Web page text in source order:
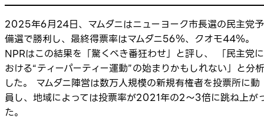
2025年6月24日、マムダニはニューヨーク市長選の民主党予
備選で勝利し、最終得票率はマムダニ56％、クオモ44％。
NPRはこの結果を「驚くべき番狂わせ」と評し、 「民主党に
おける“ティーパーティー運動”の始まりかもしれない」と分析
した。 マムダニ陣営は数万人規模の新規有権者を投票所に動
員し、地域によっては投票率が2021年の2〜3倍に跳ね上が
た。